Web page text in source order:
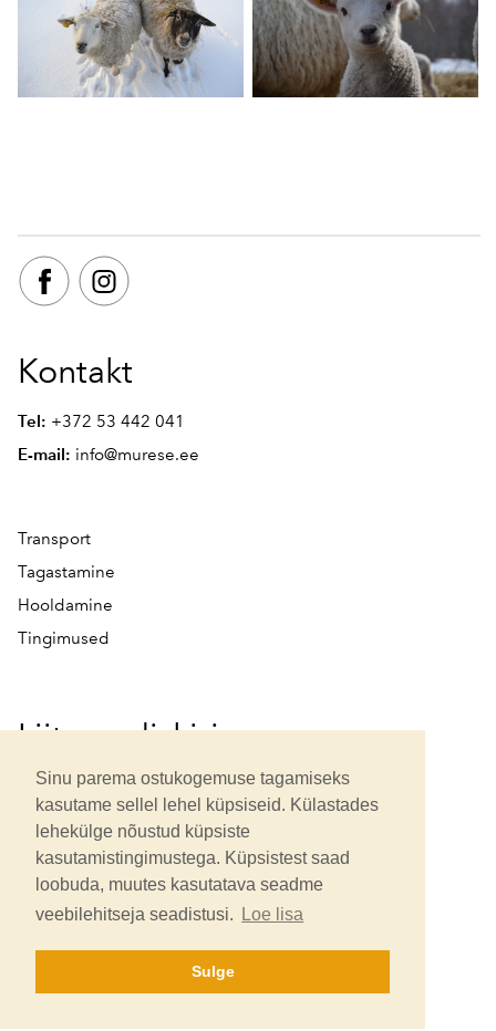
Sinu parema ostukogemuse tagamiseks
kasutame sellel lehel küpsiseid. Külastades
lehekülge nõustud küpsiste
kasutamistingimustega. Küpsistest saad
loobuda, muutes kasutatava seadme
veebilehitseja seadistusi.
Loe lisa
Sulge
Kontakt
Tel: +372 53 442 041
E-mail: info@murese.ee
Transport
Tagastamine
Hooldamine
Tingimused
Liitu uudiskirjaga
Uudiskirja tellides oled tutvunud ning nôustud meie
privaatsustingimustega.
© 2026 OÜ Murese käsitööKõik õigused kaitstud.